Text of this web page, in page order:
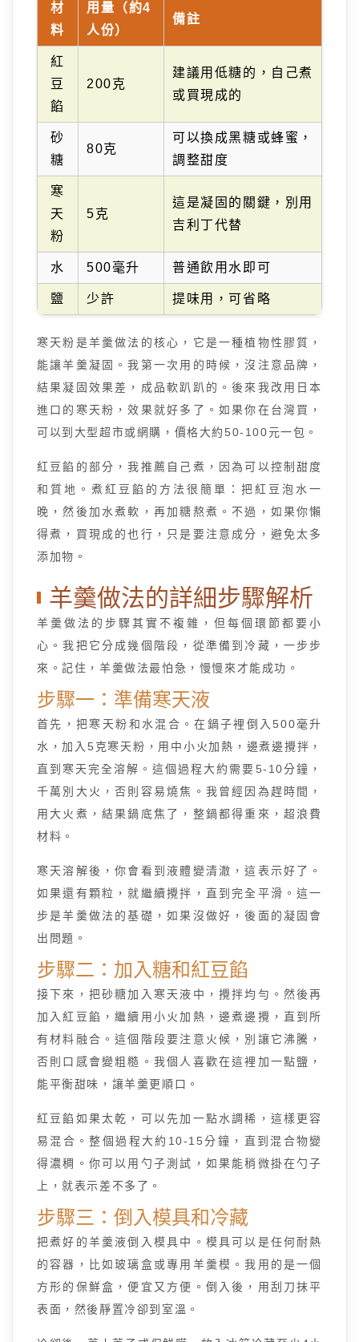
材
料
用量（約4
人份）
備註
紅
豆
餡
200克
建議用低糖的，自己煮
或買現成的
砂
糖
80克
可以換成黑糖或蜂蜜，
調整甜度
寒
天
粉
5克
這是凝固的關鍵，別用
吉利丁代替
水 500毫升 普通飲用水即可
鹽 少許 提味用，可省略
寒天粉是羊羹做法的核心，它是一種植物性膠質，
能讓羊羹凝固。我第一次用的時候，沒注意品牌，
結果凝固效果差，成品軟趴趴的。後來我改用日本
進口的寒天粉，效果就好多了。如果你在台灣買，
可以到大型超市或網購，價格大約50-100元一包。
紅豆餡的部分，我推薦自己煮，因為可以控制甜度
和質地。煮紅豆餡的方法很簡單：把紅豆泡水一
晚，然後加水煮軟，再加糖熬煮。不過，如果你懶
得煮，買現成的也行，只是要注意成分，避免太多
添加物。
羊羹做法的詳細步驟解析
羊羹做法的步驟其實不複雜，但每個環節都要小
心。我把它分成幾個階段，從準備到冷藏，一步步
來。記住，羊羹做法最怕急，慢慢來才能成功。
步驟一：準備寒天液
首先，把寒天粉和水混合。在鍋子裡倒入500毫升
水，加入5克寒天粉，用中小火加熱，邊煮邊攪拌，
直到寒天完全溶解。這個過程大約需要5-10分鐘，
千萬別大火，否則容易燒焦。我曾經因為趕時間，
用大火煮，結果鍋底焦了，整鍋都得重來，超浪費
材料。
寒天溶解後，你會看到液體變清澈，這表示好了。
如果還有顆粒，就繼續攪拌，直到完全平滑。這一
步是羊羹做法的基礎，如果沒做好，後面的凝固會
出問題。
步驟二：加入糖和紅豆餡
接下來，把砂糖加入寒天液中，攪拌均勻。然後再
加入紅豆餡，繼續用小火加熱，邊煮邊攪，直到所
有材料融合。這個階段要注意火候，別讓它沸騰，
否則口感會變粗糙。我個人喜歡在這裡加一點鹽，
能平衡甜味，讓羊羹更順口。
紅豆餡如果太乾，可以先加一點水調稀，這樣更容
易混合。整個過程大約10-15分鐘，直到混合物變
得濃稠。你可以用勺子測試，如果能稍微掛在勺子
上，就表示差不多了。
步驟三：倒入模具和冷藏
把煮好的羊羹液倒入模具中。模具可以是任何耐熱
的容器，比如玻璃盒或專用羊羹模。我用的是一個
方形的保鮮盒，便宜又方便。倒入後，用刮刀抹平
表面，然後靜置冷卻到室溫。